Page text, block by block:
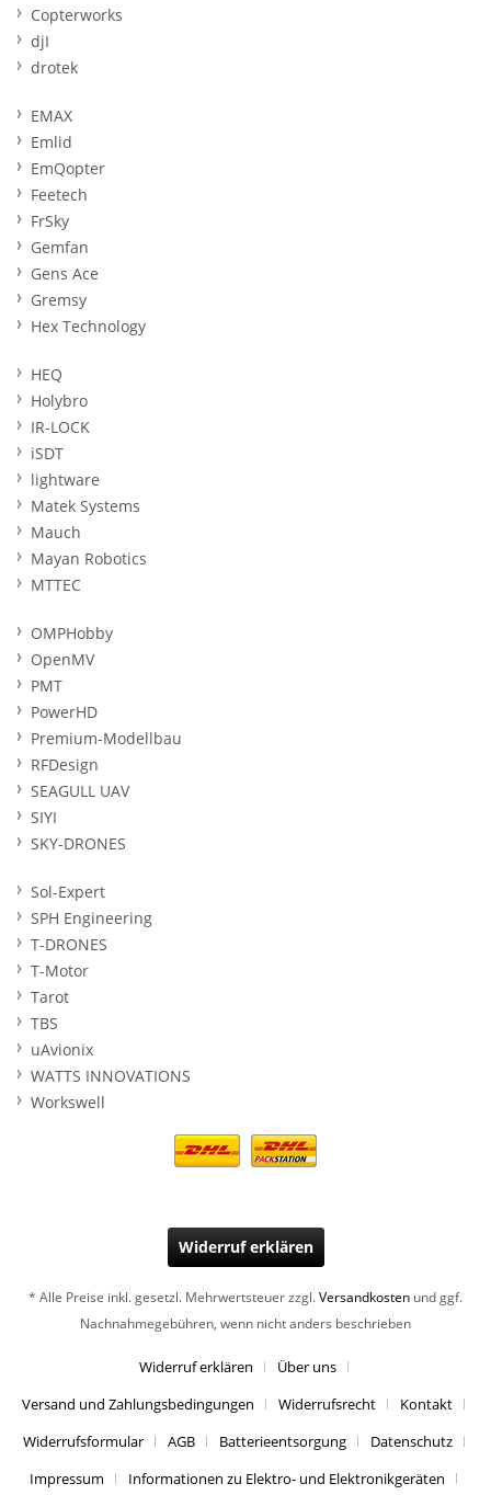
Copterworks
djI
drotek
EMAX
Emlid
EmQopter
Feetech
FrSky
Gemfan
Gens Ace
Gremsy
Hex Technology
HEQ
Holybro
IR-LOCK
iSDT
lightware
Matek Systems
Mauch
Mayan Robotics
MTTEC
OMPHobby
OpenMV
PMT
PowerHD
Premium-Modellbau
RFDesign
SEAGULL UAV
SIYI
SKY-DRONES
Sol-Expert
SPH Engineering
T-DRONES
T-Motor
Tarot
TBS
uAvionix
WATTS INNOVATIONS
Workswell
Widerruf erklären
* Alle Preise inkl. gesetzl. Mehrwertsteuer zzgl.Versandkosten und ggf.
Nachnahmegebühren, wenn nicht anders beschrieben
Widerruf erklären
Über uns
Versand und Zahlungsbedingungen
Widerrufsrecht
Kontakt
Widerrufsformular
AGB Batterieentsorgung
Datenschutz
Impressum
Informationen zu Elektro- und Elektronikgeräten